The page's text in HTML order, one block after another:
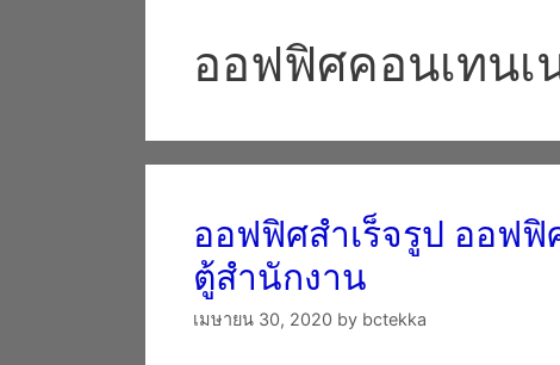
ออฟฟิศคอนเทนเ
ออฟฟิศสำเร็จรูป ออฟ
ตู้สำนักงาน
เมษายน 30, 2020 by bctekka